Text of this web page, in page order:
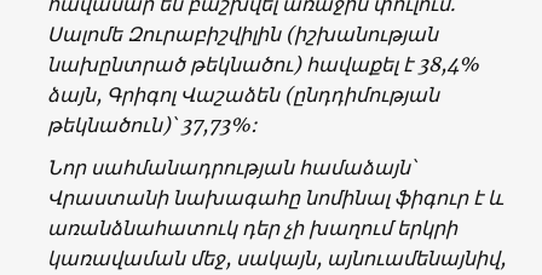
Սալոմե Զուրաբիշվիլին (իշխանության
նախընտրած թեկնածու) հավաքել է 38,4%
ձայն, Գրիգոլ Վաշաձեն (ընդդիմության
թեկնածուն)՝ 37,73%:
Նոր սահմանադրության համաձայն՝
Վրաստանի նախագահը նոմինալ ֆիգուր է և
առանձնահատուկ դեր չի խաղում երկրի
կառավաման մեջ, սակայն, այնուամենայնիվ,